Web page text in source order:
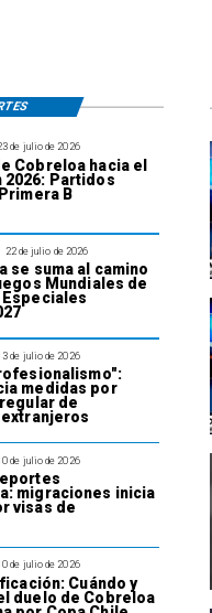
de julio de 2026
Cobreloa hacia el
2026: Partidos
B
22 de julio de 2026
se suma al camino
Mundiales de
de julio de 2026
medidas por
de
de julio de 2026
migraciones inicia
visas de
de julio de 2026
Cuándo y
duelo de Cobreloa